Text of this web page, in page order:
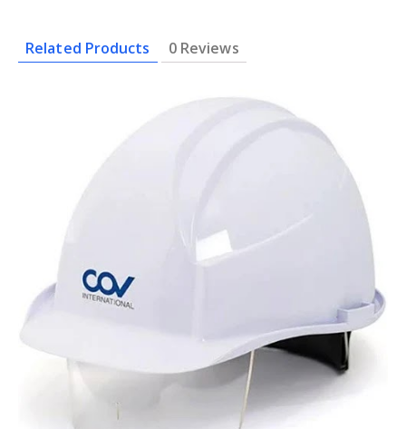
Related Products 0 Reviews